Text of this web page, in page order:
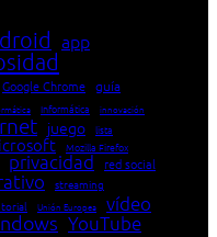
app
Google Chrome guía
Informática innovación
juego lista
Mozilla Firefox
privacidad red social
streaming
Unión Europea vídeo
YouTube